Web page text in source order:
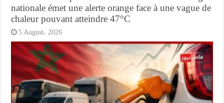
nationale émet une alerte orange face à une vague de
chaleur pouvant atteindre 47°C
5 August، 2026